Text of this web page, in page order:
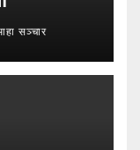
सञ्चार